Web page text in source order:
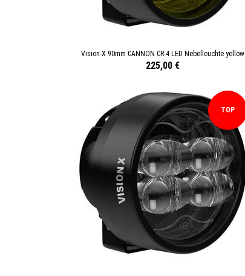
Vision-X 90mm CANNON CR-4 LED Nebelleuchte yellow
225,00 €
TOP